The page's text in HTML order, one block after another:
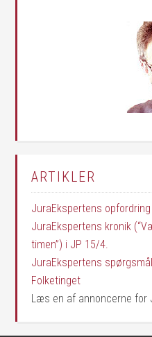
ARTIKLER
JuraEkspertens
JuraEkspertens kronik
timen”) i JP 15/4.
JuraEkspertens
Folketinget
Læs en af annoncerne for